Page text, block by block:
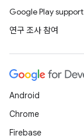
Google Play support
연구 조사 참여
Android
Chrome
Firebase